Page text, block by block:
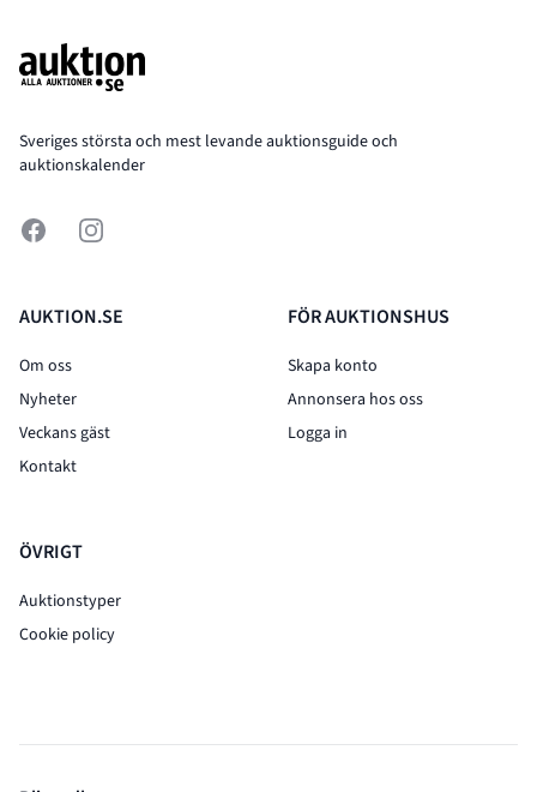
Sveriges största och mest levande auktionsguide och
auktionskalender
FacebookInstagram
AUKTION.SE
Om oss
Nyheter
Veckans gäst
Kontakt
ÖVRIGT
Auktionstyper
Cookie policy
FÖR AUKTIONSHUS
Skapa konto
Annonsera hos oss
Logga in